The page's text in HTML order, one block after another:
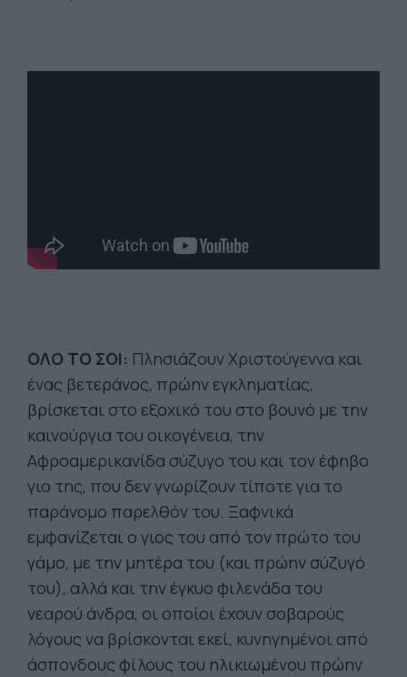
ΟΛΟ ΤΟ ΣΟΙ: Πλησιάζουν Χριστούγεννα και
ένας βετεράνος, πρώην εγκληματίας,
βρίσκεται στο εξοχικό του στο βουνό με την
καινούργια του οικογένεια, την
Αφροαμερικανίδα σύζυγο του και τον έφηβο
γιο της, που δεν γνωρίζουν τίποτε για το
παράνομο παρελθόν του. Ξαφνικά
εμφανίζεται ο γιος του από τον πρώτο του
γάμο, με την μητέρα του (και πρώην σύζυγό
του), αλλά και την έγκυο φιλενάδα του
νεαρού άνδρα, οι οποίοι έχουν σοβαρούς
λόγους να βρίσκονται εκεί, κυνηγημένοι από
άσπονδους φίλους του ηλικιωμένου πρώην